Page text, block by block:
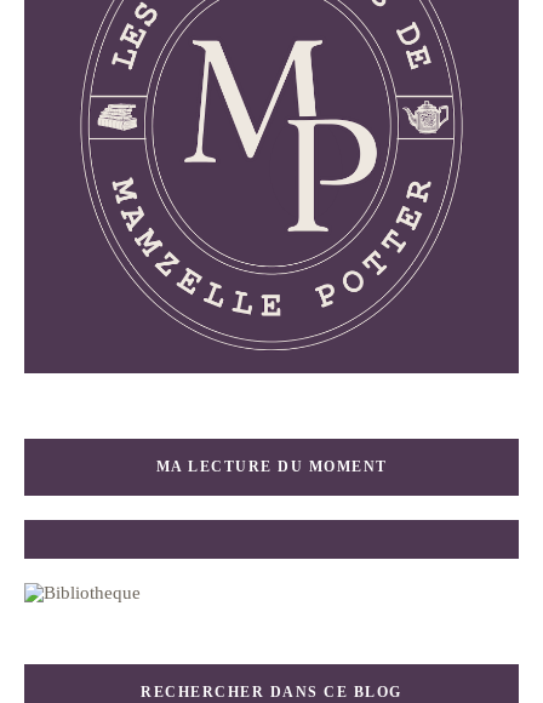
MA LECTURE DU MOMENT
RECHERCHER DANS CE BLOG